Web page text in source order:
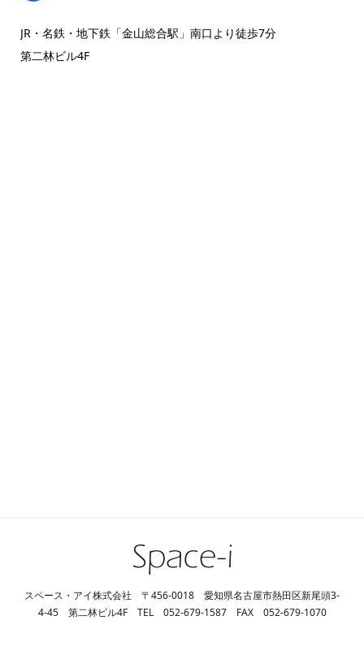
JR・名鉄・地下鉄「金山総合駅」南口より徒歩7分
第二林ビル4F
スペース・アイ株式会社 〒456-0018 愛知県名古屋市熱田区新尾頭3-
4-45 第二林ビル4F TEL 052-679-1587 FAX 052-679-1070